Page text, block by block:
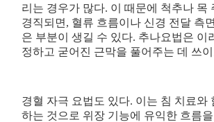
리는 경우가 많다. 이 때문에 척추나 목
경직되면, 혈류 흐름이나 신경 전달 측
은 부분이 생길 수 있다. 추나요법은 이
정하고 굳어진 근막을 풀어주는 데 쓰
경혈 자극 요법도 있다. 이는 침 치료와
하는 것으로 위장 기능에 유익한 흐름